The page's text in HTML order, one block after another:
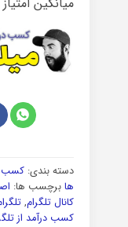
دسته بندی: کسب
هابرچسب ها:
کانال تلگرام,
کسب درآمد از